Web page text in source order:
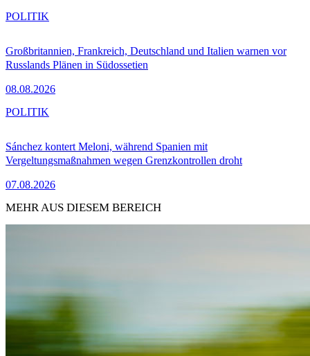
Großbritannien, Frankreich, Deutschland und Italien warnen vor
Russlands Plänen in Südossetien
08.08.2026
POLITIK
Sánchez kontert Meloni, während Spanien mit
Vergeltungsmaßnahmen wegen Grenzkontrollen droht
07.08.2026
POLITIK
MEHR AUS DIESEM BEREICH